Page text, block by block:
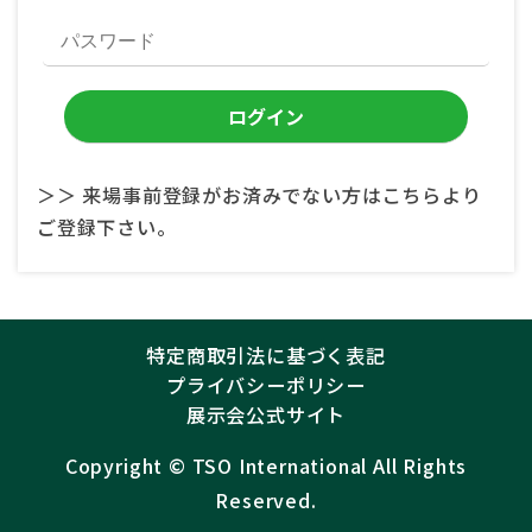
＞＞ 来場事前登録がお済みでない方はこちらより
ご登録下さい。
特定商取引法に基づく表記
プライバシーポリシー
展示会公式サイト
Copyright ©︎ TSO International All Rights
Reserved.